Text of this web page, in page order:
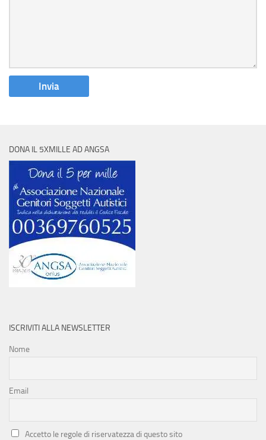
DONA IL 5XMILLE AD ANGSA
ISCRIVITI ALLA NEWSLETTER
Nome
Email
Accetto le regole di riservatezza di questo sito